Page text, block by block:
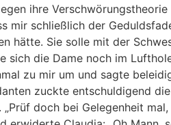
ihre
mir schließlich der
hätte. Sie solle mit der
sich die Dame noch im
zu mir um und sagte
zuckte entschuldigend
„Prüf doch bei Gelegenheit